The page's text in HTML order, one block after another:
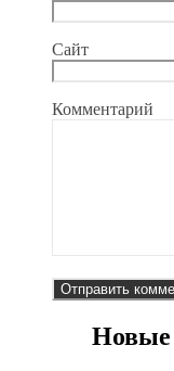
Сайт
Комментарий
Новые